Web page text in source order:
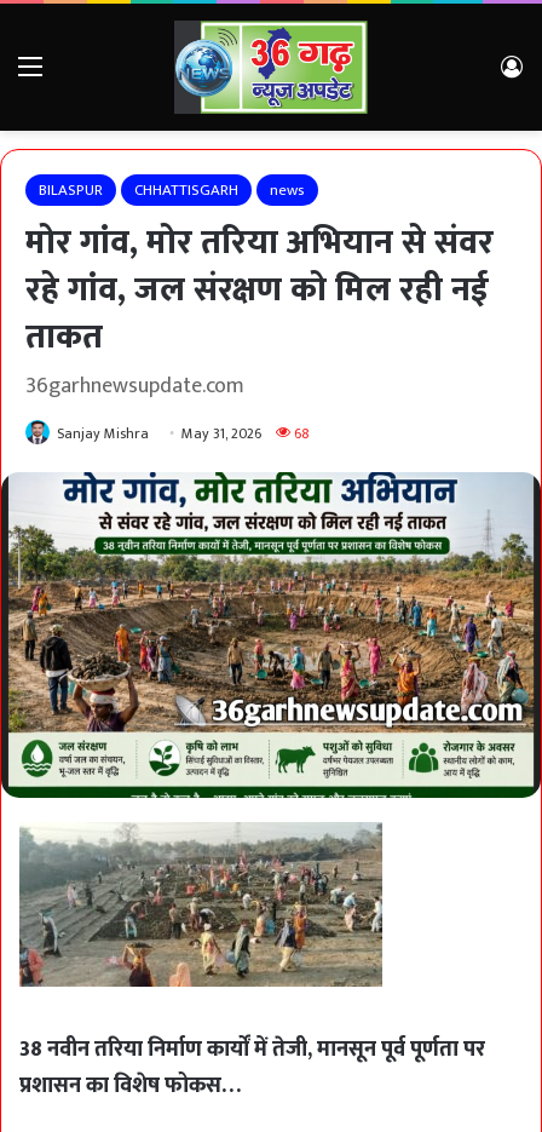
Menu
BILASPUR CHHATTISGARH news
मोर गांव, मोर तरिया अभियान से संवर
रहे गांव, जल संरक्षण को मिल रही नई
ताकत
36garhnewsupdate.com
Sanjay Mishra May 31, 2026 68
38 नवीन तरिया निर्माण कार्यों में तेजी, मानसून पूर्व पूर्णता पर
प्रशासन का विशेष फोकस…